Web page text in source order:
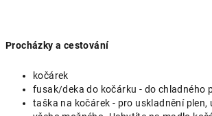
Procházky a cestování
kočárek
fusak/deka do kočárku - do chladného
taška na kočárek - pro uskladnění plen,